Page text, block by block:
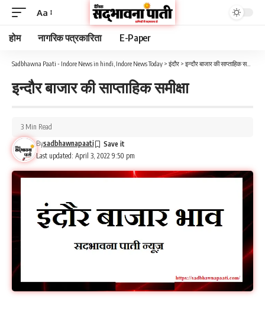
Aa
होम नागरिक पत्रकारिता E-Paper
Sadbhawna Paati - Indore News in hindi, Indore News Today > इंदौर > इन्दौर बाजार की साप्ताहिक समीक्षा
इन्दौर बाजार की साप्ताहिक समीक्षा
Last updated: April 3, 2022 9:50 pm
Bysadbhawnapaati
3 Min Read